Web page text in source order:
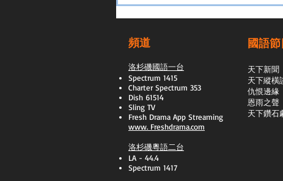
頻道
洛杉磯國語一台
Spectrum 1415
Charter Spectrum 353
Dish 61514
Sling TV
​Fresh Drama App Streaming
www. Freshdrama.com
洛杉磯粵語二台
LA - 44.4
Spectrum 1417
國語節
天下新聞
天下縱橫
​仇恨邊緣
恩雨之聲
天下鑽石